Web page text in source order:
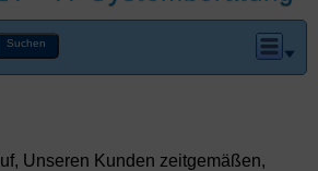
Unseren Kunden zeitgemäßen,